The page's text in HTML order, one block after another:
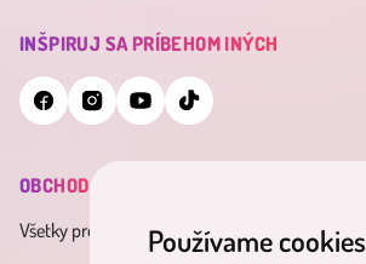
Používame cookies
INŠPIRUJ SA PRÍBEHOM INÝCH
OBCHOD
Všetky produkty
Všeobecné obchodné